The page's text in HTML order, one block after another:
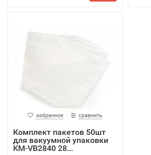
избранное сравнить
Комплект пакетов 50шт
для вакуумной упаковки
KM-VB2840 28...